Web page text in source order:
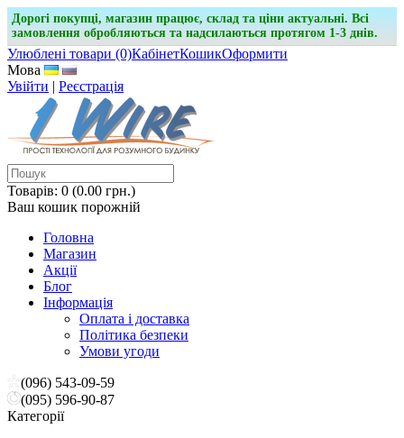
Дорогі покупці, магазин працює, склад та ціни актуальні. Всі
замовлення обробляються та надсилаються протягом 1-3 днів.
Улюблені товари (0)КабінетКошикОформити
Мова
Увійти | Реєстрація
Товарів: 0 (0.00 грн.)
Ваш кошик порожній
Головна
Магазин
Акції
Блог
Інформація
Оплата і доставка
Політика безпеки
Умови угоди
(096) 543-09-59
(095) 596-90-87
Категорії